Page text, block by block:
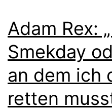
Adam Rex:
Smekday
an dem ich
retten